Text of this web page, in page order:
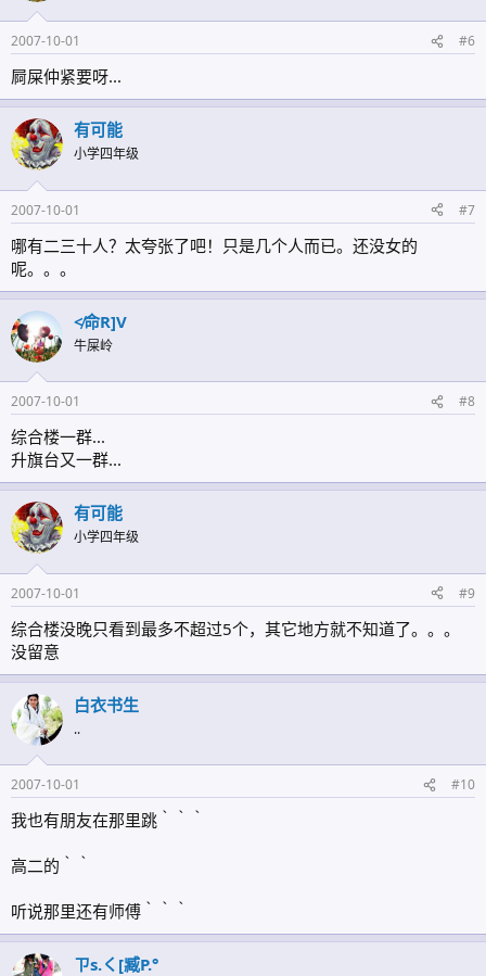
2007-10-01 #6
屙屎仲紧要呀...
有可能
小学四年级
2007-10-01 #7
哪有二三十人？太夸张了吧！只是几个人而已。还没女的
呢。。。
≮命R]V
牛屎岭
2007-10-01 #8
综合楼一群...
升旗台又一群...
有可能
小学四年级
2007-10-01 #9
综合楼没晚只看到最多不超过5个，其它地方就不知道了。。。
没留意
白衣书生
..
2007-10-01 #10
我也有朋友在那里跳｀｀｀
高二的｀｀
听说那里还有师傅｀｀｀
ㄗs.く[臧P.°